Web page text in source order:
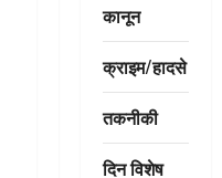
कानून
क्राइम/हादसे
तकनीकी
दिन विशेष